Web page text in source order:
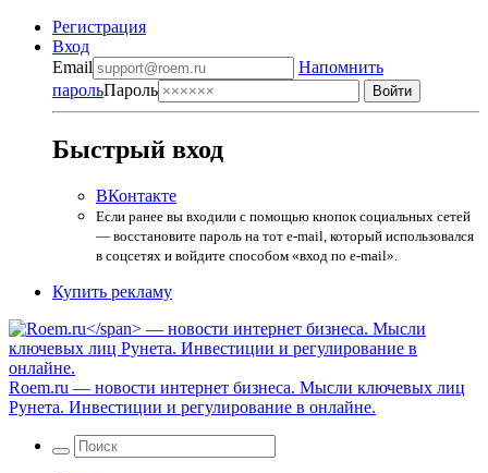
Регистрация
Вход
Email
Напомнить
парольПароль
Быстрый вход
ВКонтакте
Если ранее вы входили с помощью кнопок социальных сетей
— восстановите пароль на тот e-mail, который использовался
в соцсетях и войдите способом «вход по e-mail».
Купить рекламу
Roem.ru — новости интернет бизнеса. Мысли ключевых лиц
Рунета. Инвестиции и регулирование в онлайне.